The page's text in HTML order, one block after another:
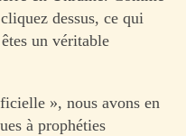
dessus, ce qui
un véritable
», nous avons en
à prophéties